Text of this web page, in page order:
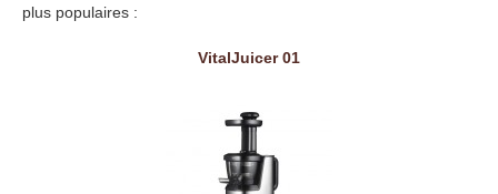
plus populaires :
VitalJuicer 01